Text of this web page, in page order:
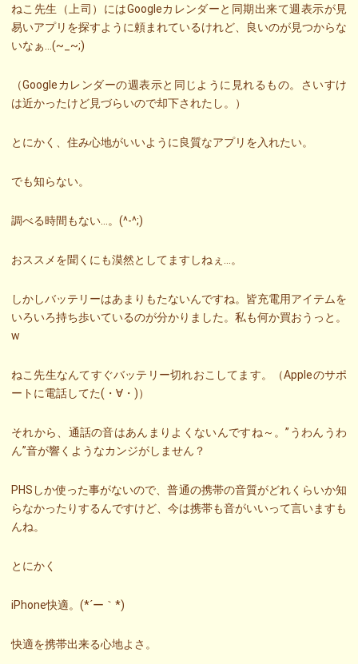
ねこ先生（上司）にはGoogleカレンダーと同期出来て週表示が見
易いアプリを探すように頼まれているけれど、良いのが見つからな
いなぁ…(~_~;)
（Googleカレンダーの週表示と同じように見れるもの。さいすけ
は近かったけど見づらいので却下されたし。）
とにかく、住み心地がいいように良質なアプリを入れたい。
でも知らない。
調べる時間もない…。(^-^;)
おススメを聞くにも漠然としてますしねぇ…。
しかしバッテリーはあまりもたないんですね。皆充電用アイテムを
いろいろ持ち歩いているのが分かりました。私も何か買おうっと。
w
ねこ先生なんてすぐバッテリー切れおこしてます。（Appleのサポ
ートに電話してた(・∀・)）
それから、通話の音はあんまりよくないんですね～。”うわんうわ
ん”音が響くようなカンジがしません？
PHSしか使った事がないので、普通の携帯の音質がどれくらいか知
らなかったりするんですけど、今は携帯も音がいいって言いますも
んね。
とにかく
iPhone快適。(*´ー｀*)
快適を携帯出来る心地よさ。